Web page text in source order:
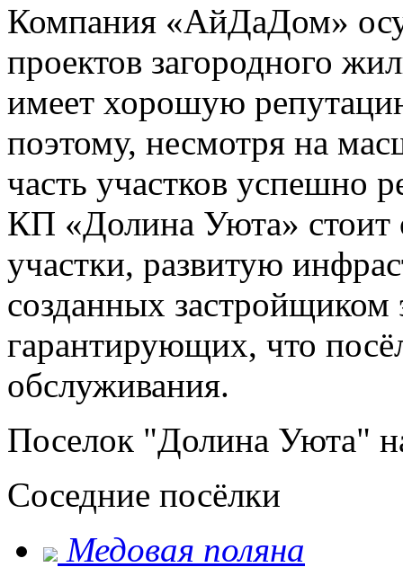
Компания «АйДаДом»
проектов загородного
имеет хорошую
поэтому, несмотря на
часть участков успешно
КП «Долина Уюта» стоит
участки, развитую
созданных
гарантирующих, что
обслуживания.
Поселок "Долина Уюта"
Соседние посёлки
Медовая поляна